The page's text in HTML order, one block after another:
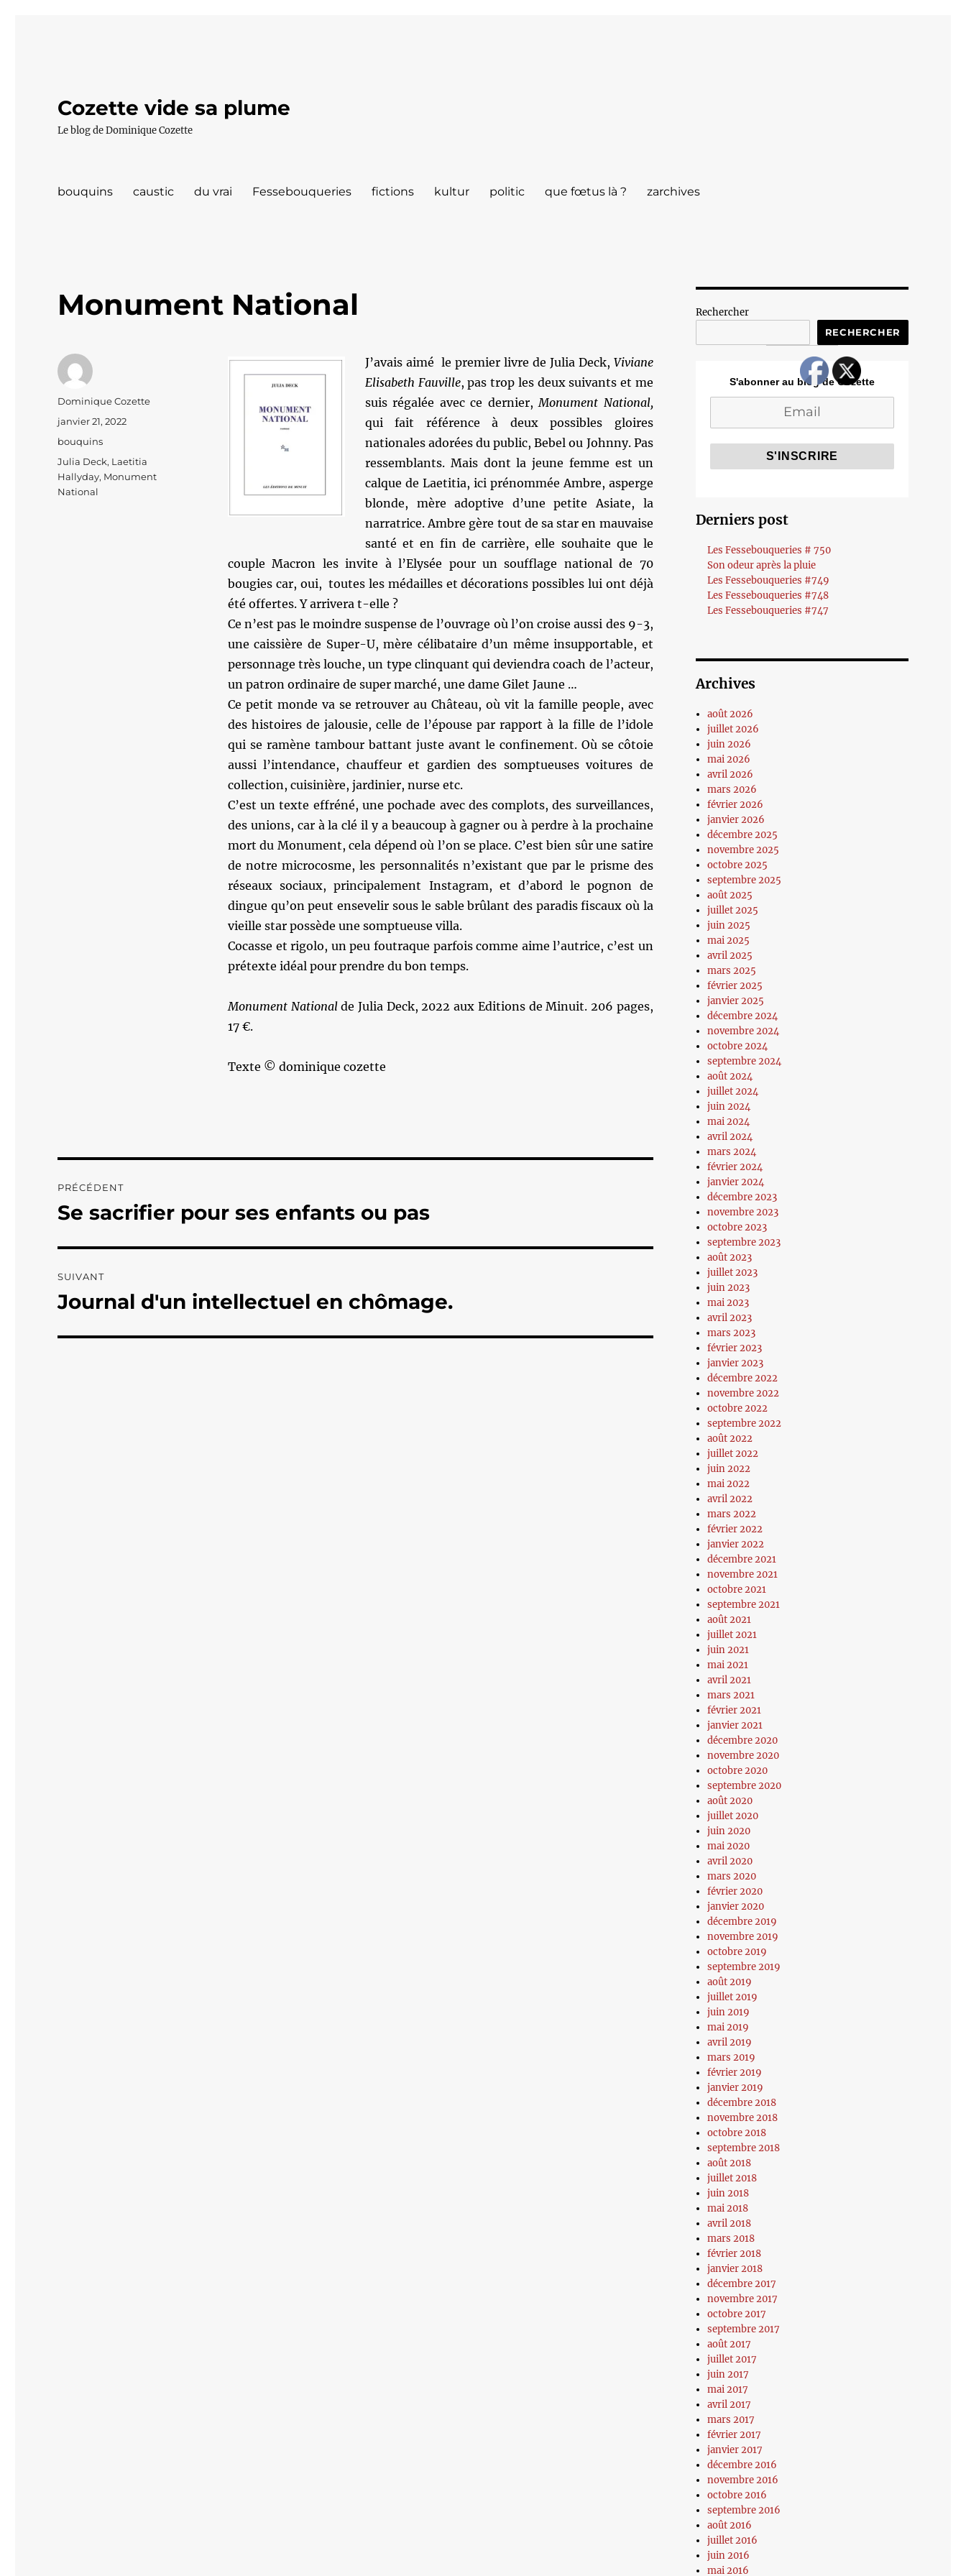
Cozette vide sa plume
Le blog de Dominique Cozette
bouquins caustic du vrai Fessebouqueries fictions kultur politic que fœtus là ? zarchives
Monument National
J’avais aimé le premier livre de Julia Deck, Viviane
Elisabeth Fauville, pas trop les deux suivants et me
suis régalée avec ce dernier,Monument National,
qui fait référence à deux possibles gloires
nationales adorées du public, Bebel ou Johnny. Pas
ressemblants. Mais dont la jeune femme est un
calque de Laetitia, ici prénommée Ambre, asperge
blonde, mère adoptive d’une petite Asiate, la
narratrice. Ambre gère tout de sa star en mauvaise
santé et en fin de carrière, elle souhaite que le
couple Macron les invite à l’Elysée pour un soufflage national de 70
bougies car, oui, toutes les médailles et décorations possibles lui ont déjà
été offertes. Y arrivera t-elle ?
Ce n’est pas le moindre suspense de l’ouvrage où l’on croise aussi des 9-3,
une caissière de Super-U, mère célibataire d’un même insupportable, et
personnage très louche, un type clinquant qui deviendra coach de l’acteur,
un patron ordinaire de super marché, une dame Gilet Jaune …
Ce petit monde va se retrouver au Château, où vit la famille people, avec
des histoires de jalousie, celle de l’épouse par rapport à la fille de l’idole
qui se ramène tambour battant juste avant le confinement. Où se côtoie
aussi l’intendance, chauffeur et gardien des somptueuses voitures de
collection, cuisinière, jardinier, nurse etc.
C’est un texte effréné, une pochade avec des complots, des surveillances,
des unions, car à la clé il y a beaucoup à gagner ou à perdre à la prochaine
mort du Monument, cela dépend où l’on se place. C’est bien sûr une satire
de notre microcosme, les personnalités n’existant que par le prisme des
réseaux sociaux, principalement Instagram, et d’abord le pognon de
dingue qu’on peut ensevelir sous le sable brûlant des paradis fiscaux où la
vieille star possède une somptueuse villa.
Cocasse et rigolo, un peu foutraque parfois comme aime l’autrice, c’est un
prétexte idéal pour prendre du bon temps.
Monument Nationalde Julia Deck, 2022 aux Editions de Minuit. 206 pages,
17 €.
Texte © dominique cozette
Auteur
Dominique Cozette
Publié
le
janvier 21, 2022
Catégories
bouquins
Étiquettes
Julia Deck, Laetitia
Hallyday, Monument
National
de
PRÉCÉDENT
Publication
Se sacrifier pour ses enfants ou pas
SUIVANT
Publication
Journal d'un intellectuel en chômage.
Rechercher
RECHERCHER
S'abonner au blog de Cozette
Derniers post
Les Fessebouqueries # 750
Son odeur après la pluie
Les Fessebouqueries #749
Les Fessebouqueries #748
Les Fessebouqueries #747
Archives
août 2026
juillet 2026
juin 2026
mai 2026
avril 2026
mars 2026
février 2026
janvier 2026
décembre 2025
novembre 2025
octobre 2025
septembre 2025
août 2025
juillet 2025
juin 2025
mai 2025
avril 2025
mars 2025
février 2025
janvier 2025
décembre 2024
novembre 2024
octobre 2024
septembre 2024
août 2024
juillet 2024
juin 2024
mai 2024
avril 2024
mars 2024
février 2024
janvier 2024
décembre 2023
novembre 2023
octobre 2023
septembre 2023
août 2023
juillet 2023
juin 2023
mai 2023
avril 2023
mars 2023
février 2023
janvier 2023
décembre 2022
novembre 2022
octobre 2022
septembre 2022
août 2022
juillet 2022
juin 2022
mai 2022
avril 2022
mars 2022
février 2022
janvier 2022
décembre 2021
novembre 2021
octobre 2021
septembre 2021
août 2021
juillet 2021
juin 2021
mai 2021
avril 2021
mars 2021
février 2021
janvier 2021
décembre 2020
novembre 2020
octobre 2020
septembre 2020
août 2020
juillet 2020
juin 2020
mai 2020
avril 2020
mars 2020
février 2020
janvier 2020
décembre 2019
novembre 2019
octobre 2019
septembre 2019
août 2019
juillet 2019
juin 2019
mai 2019
avril 2019
mars 2019
février 2019
janvier 2019
décembre 2018
novembre 2018
octobre 2018
septembre 2018
août 2018
juillet 2018
juin 2018
mai 2018
avril 2018
mars 2018
février 2018
janvier 2018
décembre 2017
novembre 2017
octobre 2017
septembre 2017
août 2017
juillet 2017
juin 2017
mai 2017
avril 2017
mars 2017
février 2017
janvier 2017
décembre 2016
novembre 2016
octobre 2016
septembre 2016
août 2016
juillet 2016
juin 2016
mai 2016